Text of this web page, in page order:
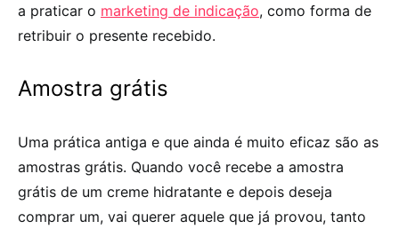
a praticar o marketing de indicação, como forma de
retribuir o presente recebido.
Amostra grátis
Uma prática antiga e que ainda é muito eficaz são as
amostras grátis. Quando você recebe a amostra
grátis de um creme hidratante e depois deseja
comprar um, vai querer aquele que já provou, tanto